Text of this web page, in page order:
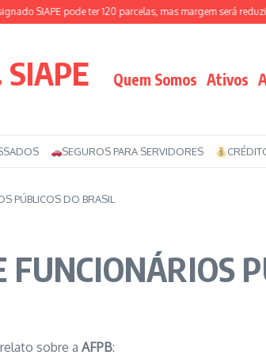
SIAPE pode ter 120 parcelas, mas margem será
Quem Somos Ativos
SEGUROS PARA SERVIDORES
PÚBLICOS DO BRASIL
FUNCIONÁRIOS
sobre a AFPB: